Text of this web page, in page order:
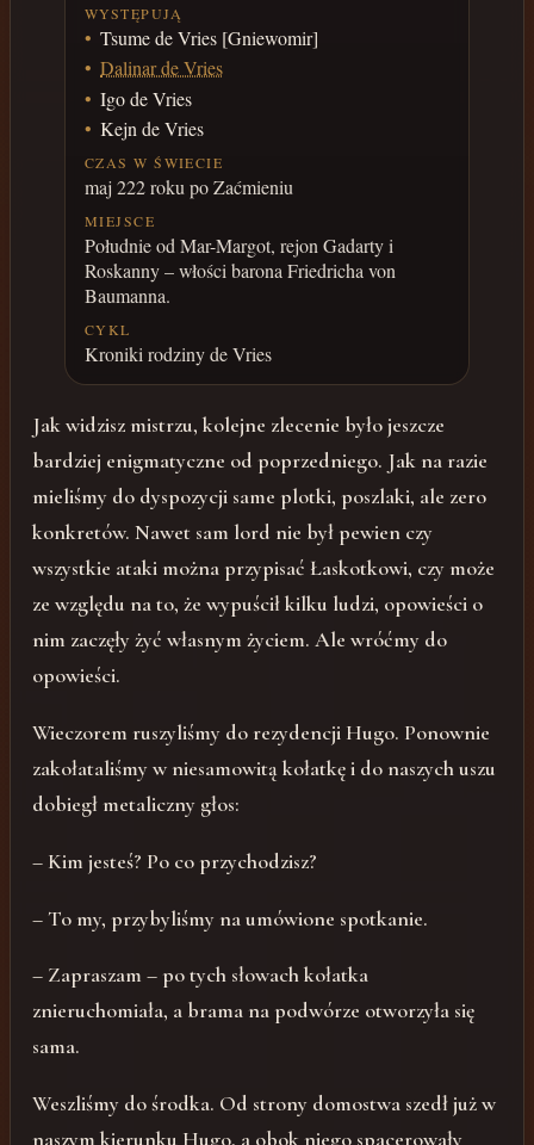
WYSTĘPUJĄ
Tsume de Vries [Gniewomir]
Dalinar de Vries
Igo de Vries
Kejn de Vries
CZAS W ŚWIECIE
maj 222 roku po Zaćmieniu
MIEJSCE
Południe od Mar-Margot, rejon Gadarty i
Roskanny – włości barona Friedricha von
Baumanna.
CYKL
Kroniki rodziny de Vries
Jak widzisz mistrzu, kolejne zlecenie było jeszcze
bardziej enigmatyczne od poprzedniego. Jak na razie
mieliśmy do dyspozycji same plotki, poszlaki, ale zero
konkretów. Nawet sam lord nie był pewien czy
wszystkie ataki można przypisać Łaskotkowi, czy może
ze względu na to, że wypuścił kilku ludzi, opowieści o
nim zaczęły żyć własnym życiem. Ale wróćmy do
opowieści.
Wieczorem ruszyliśmy do rezydencji Hugo. Ponownie
zakołataliśmy w niesamowitą kołatkę i do naszych uszu
dobiegł metaliczny głos:
– Kim jesteś? Po co przychodzisz?
– To my, przybyliśmy na umówione spotkanie.
– Zapraszam – po tych słowach kołatka
znieruchomiała, a brama na podwórze otworzyła się
sama.
Weszliśmy do środka. Od strony domostwa szedł już w
naszym kierunku Hugo, a obok niego spacerowały